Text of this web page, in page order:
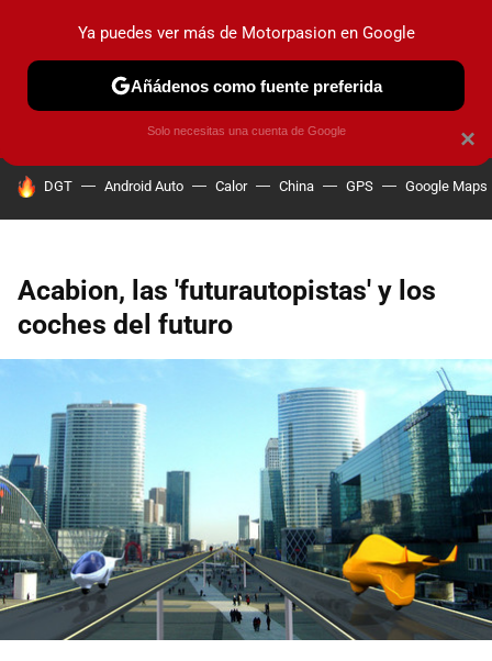
PRUEBAS COCHES ELÉCTRICOS OBSERVATORIO
HOY SE HABLA DE
DGT Android Auto Calor China GPS Google Maps
Acabion, las 'futurautopistas' y los
coches del futuro
×
Ya puedes ver más de Motorpasion en Google
Añádenos como fuente preferida
Solo necesitas una cuenta de Google